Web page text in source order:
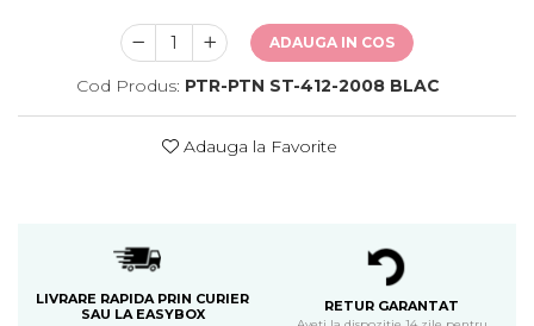
ADAUGA IN COS
Cod Produs: PTR-PTN ST-412-2008 BLAC
Adauga la Favorite
LIVRARE RAPIDA PRIN CURIER
SAU LA EASYBOX
RETUR GARANTAT